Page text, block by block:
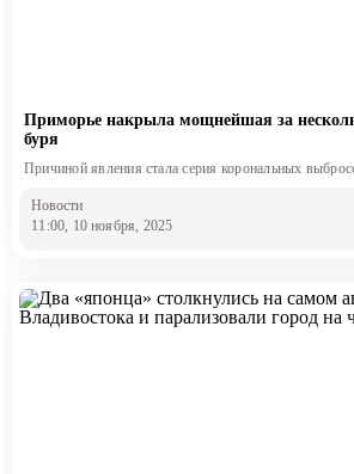
Приморье накрыла мощнейшая за
буря
Причиной явления стала серия корональных
Новости
11:00, 10 ноября, 2025